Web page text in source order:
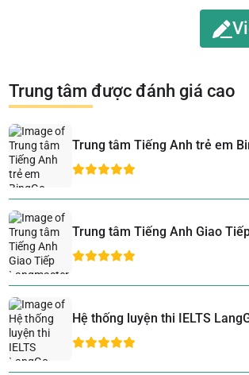
Trung tâm được đánh giá cao
Trung tâm Tiếng Anh trẻ em
Trung tâm Tiếng Anh Giao
Hệ thống luyện thi IELTS